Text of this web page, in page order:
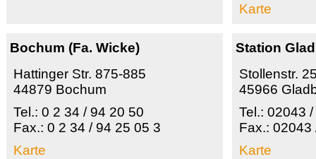
Karte
Bochum (Fa. Wicke)
Hattinger Str. 875-885
44879 Bochum
Tel.: 0 2 34 / 94 20 50
Fax.: 0 2 34 / 94 25 05 3
Karte
Station
Stollenstr.
45966
Tel.: 02043
Fax.: 02043
Karte